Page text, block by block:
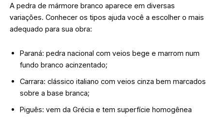
A pedra de mármore branco aparece em diversas
variações. Conhecer os tipos ajuda você a escolher o mais
adequado para sua obra:
Paraná: pedra nacional com veios bege e marrom num
fundo branco acinzentado;
Carrara: clássico italiano com veios cinza bem marcados
sobre a base branca;
Piguês: vem da Grécia e tem superfície homogênea